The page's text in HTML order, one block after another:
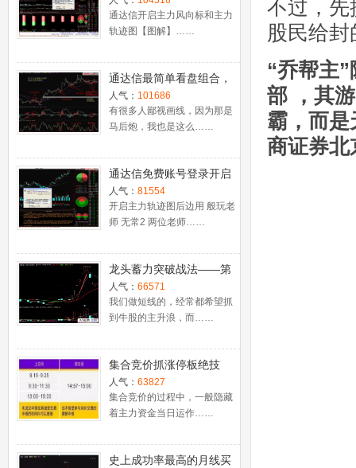
通达信开启主力风向标和主力
轨迹图【图解】……
通达信最简单看盘组合，
抓强势股双头的超短线盈
利－－之五（均线战法找
心脏）
人气： 101686
有很多人鄙视画线，因为那是
马后炮，我也是这么……
通达信免费账号登录开启
十档框和调用主力监控教
程
人气： 81554
开启主力轨迹图后边用 般玩老
师 无常2 两位老师……
龙头蓄力突破战法——第
一时间介入牛股主升浪捕
捉涨停板的技巧（图解）
人气： 66571
我们做短线的，经常都希望抓
到牛股的主升浪，而……
集合竞价抓涨停板绝技
（附公式源码）
人气： 63827
集合竞价的过程中，一般隐藏
着主力资金当日运作……
史上成功率最高的月线买
不过，先
股民给
“乔帮主
部 ，其
霸，而
商证券北